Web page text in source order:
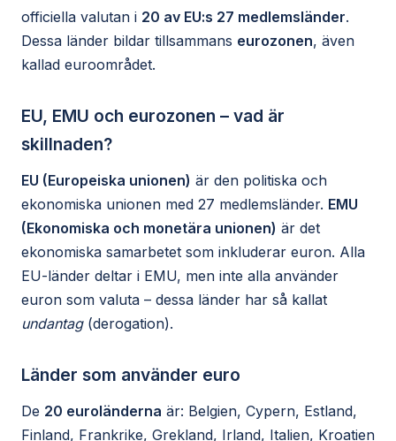
officiella valutan i 20 av EU:s 27 medlemsländer.
Dessa länder bildar tillsammans eurozonen, även
kallad euroområdet.
EU, EMU och eurozonen – vad är
skillnaden?
EU (Europeiska unionen) är den politiska och
ekonomiska unionen med 27 medlemsländer. EMU
(Ekonomiska och monetära unionen) är det
ekonomiska samarbetet som inkluderar euron. Alla
EU-länder deltar i EMU, men inte alla använder
euron som valuta – dessa länder har så kallat
undantag(derogation).
Länder som använder euro
De 20 euroländerna är: Belgien, Cypern, Estland,
Finland, Frankrike, Grekland, Irland, Italien, Kroatien